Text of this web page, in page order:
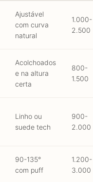
Ajustável
com curva
natural
1.000-
2.500
Acolchoados
e na altura
certa
800-
1.500
Linho ou
suede tech
900-
2.000
90-135°
com puff
1.200-
3.000